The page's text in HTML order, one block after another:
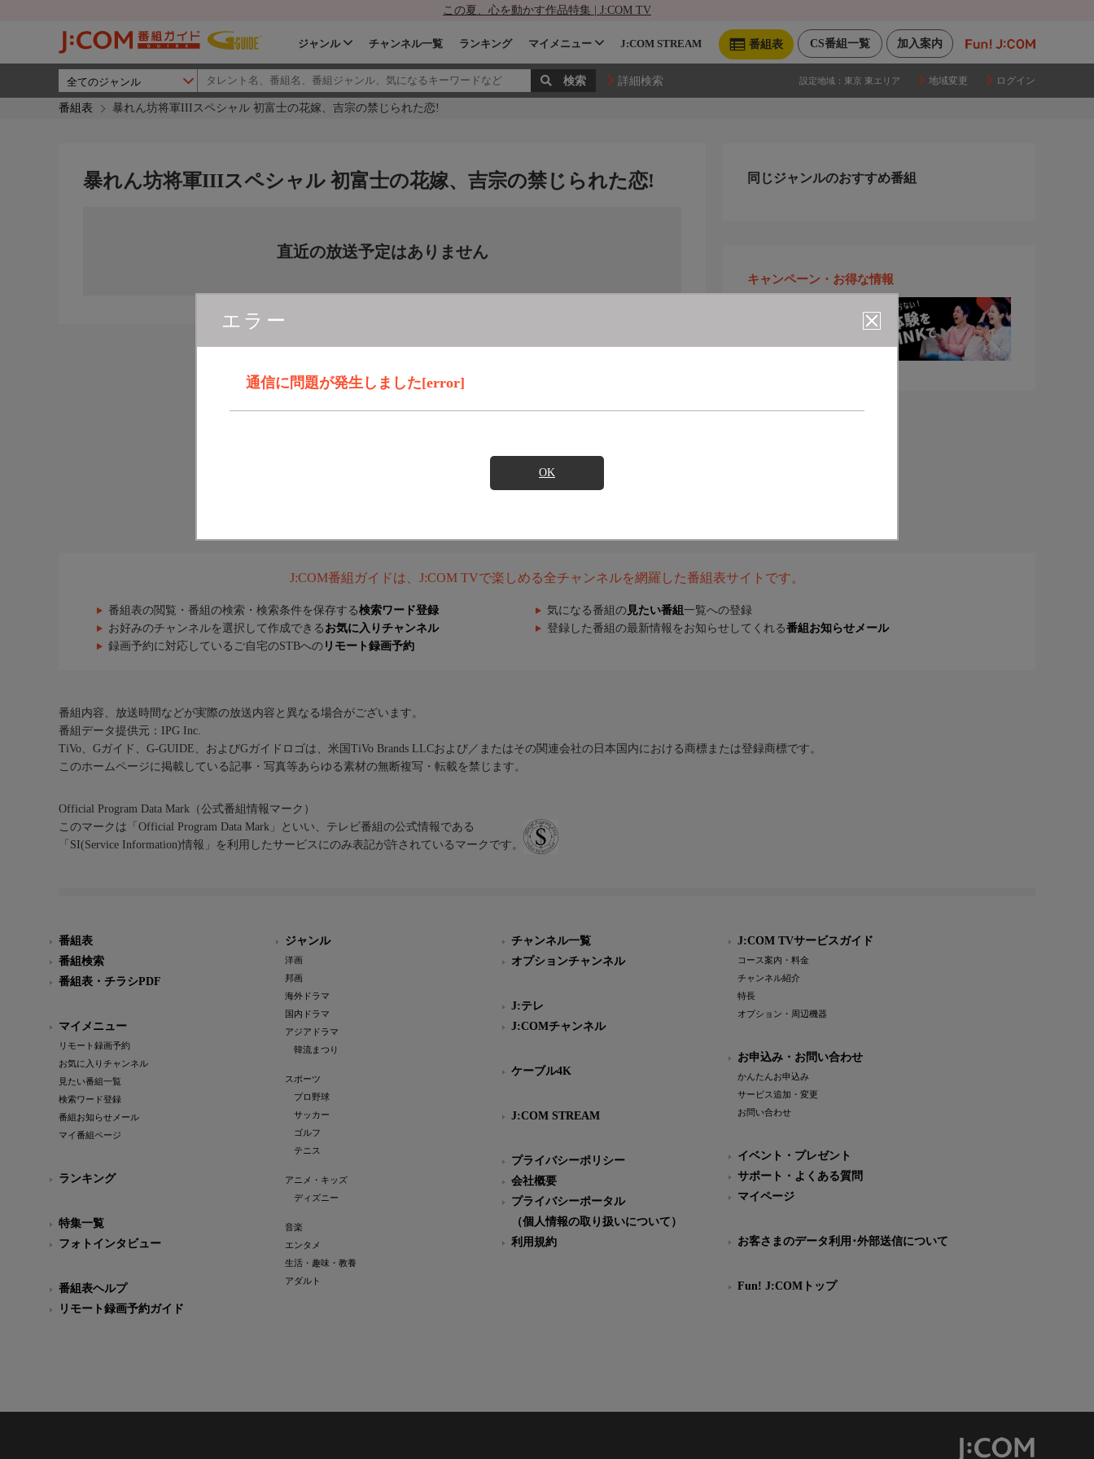
この夏、心を動かす作品特集 | J:COM TV
加入案内
CS番組一覧
番組表
ジャンル チャンネル一覧 ランキング マイメニュー J:COM STREAM
詳細検索 設定地域： 東京 東エリア 地域変更 ログイン
番組表 暴れん坊将軍IIIスペシャル 初富士の花嫁、吉宗の禁じられた恋!
エラー
通信に問題が発生しました[error]
OK
暴れん坊将軍IIIスペシャル 初富士の花嫁、吉宗の禁じられた恋!
直近の放送予定はありません
同じジャンルのおすすめ番組
キャンペーン・お得な情報
J:COM番組ガイドは、J:COM TVで楽しめる全チャンネルを網羅した番組表サイトです。
番組表の閲覧・番組の検索・検索条件を保存する検索ワード登録 気になる番組の 見たい番組 一覧への登録
お好みのチャンネルを選択して作成できる お気に入りチャンネル 登録した番組の最新情報をお知らせしてくれる番組お知らせメール
録画予約に対応しているご自宅のSTBへの リモート録画予約
番組内容、放送時間などが実際の放送内容と異なる場合がございます。
番組データ提供元：IPG Inc.
TiVo、Gガイド、G-GUIDE、およびGガイドロゴは、米国TiVo Brands LLCおよび／またはその関連会社の日本国内における商標または登録商標です。
このホームページに掲載している記事・写真等あらゆる素材の無断複写・転載を禁じます。
Official Program Data Mark（公式番組情報マーク）
このマークは「Official Program Data Mark」といい、テレビ番組の公式情報である
「SI(Service Information)情報」を利用したサービスにのみ表記が許されているマークです。
番組表
番組検索
番組表・チラシPDF
マイメニュー
リモート録画予約
お気に入りチャンネル
見たい番組一覧
検索ワード登録
番組お知らせメール
マイ番組ページ
ランキング
特集一覧
フォトインタビュー
番組表ヘルプ
リモート録画予約ガイド
ジャンル
洋画
邦画
海外ドラマ
国内ドラマ
アジアドラマ
韓流まつり
スポーツ
プロ野球
サッカー
ゴルフ
テニス
アニメ・キッズ
ディズニー
音楽
エンタメ
生活・趣味・教養
アダルト
チャンネル一覧
オプションチャンネル
J:テレ
J:COMチャンネル
ケーブル4K
J:COM STREAM
プライバシーポリシー
会社概要
プライバシーポータル
（個人情報の取り扱いについて）
利用規約
J:COM TVサービスガイド
コース案内・料金
チャンネル紹介
特長
オプション・周辺機器
お申込み・お問い合わせ
かんたんお申込み
サービス追加・変更
お問い合わせ
イベント・プレゼント
サポート・よくある質問
マイページ
お客さまのデータ利用･外部送信について
Fun! J:COMトップ